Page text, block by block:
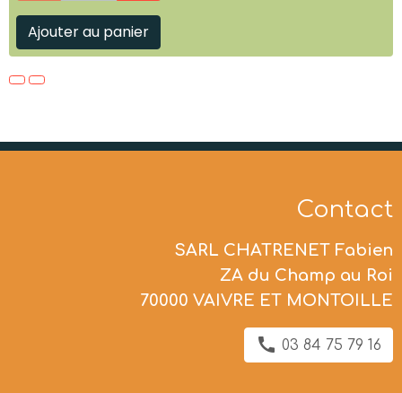
Ajouter au panier
Contact
SARL CHATRENET Fabien
ZA du Champ au Roi
70000 VAIVRE ET MONTOILLE
03 84 75 79 16